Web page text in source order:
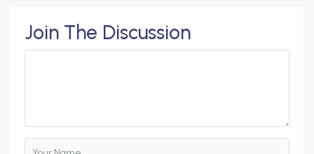
Join The Discussion